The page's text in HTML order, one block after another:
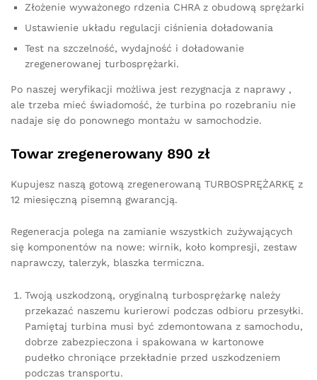
Złożenie wyważonego rdzenia CHRA z obudową sprężarki
Ustawienie układu regulacji ciśnienia doładowania
Test na szczelność, wydajność i doładowanie
zregenerowanej turbosprężarki.
Po naszej weryfikacji możliwa jest rezygnacja z naprawy ,
ale trzeba mieć świadomość, że turbina po rozebraniu nie
nadaje się do ponownego montażu w samochodzie.
Towar zregenerowany 890 zł
Kupujesz naszą gotową zregenerowaną TURBOSPRĘŻARKĘ z
12 miesięczną pisemną gwarancją.
Regeneracja polega na zamianie wszystkich zużywających
się komponentów na nowe: wirnik, koło kompresji, zestaw
naprawczy, talerzyk, blaszka termiczna.
Twoją uszkodzoną, oryginalną turbosprężarkę należy
przekazać naszemu kurierowi podczas odbioru przesyłki.
Pamiętaj turbina musi być zdemontowana z samochodu,
dobrze zabezpieczona i spakowana w kartonowe
pudełko chroniące przekładnie przed uszkodzeniem
podczas transportu.